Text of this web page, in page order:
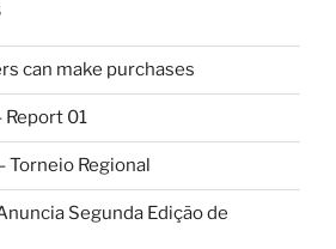
can make purchases
Report 01
Torneio Regional
Segunda Edição de